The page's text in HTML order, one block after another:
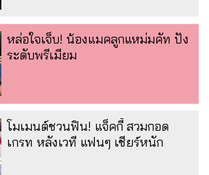
หล่อใจเจ็บ! น้องแมคลูกแหม่มคัท ปัง
ระดับพรีเมียม
โมเมนต์ชวนฟิน! แจ็คกี้ สวมกอด
เกรท หลังเวที แฟนๆ เชียร์หนัก